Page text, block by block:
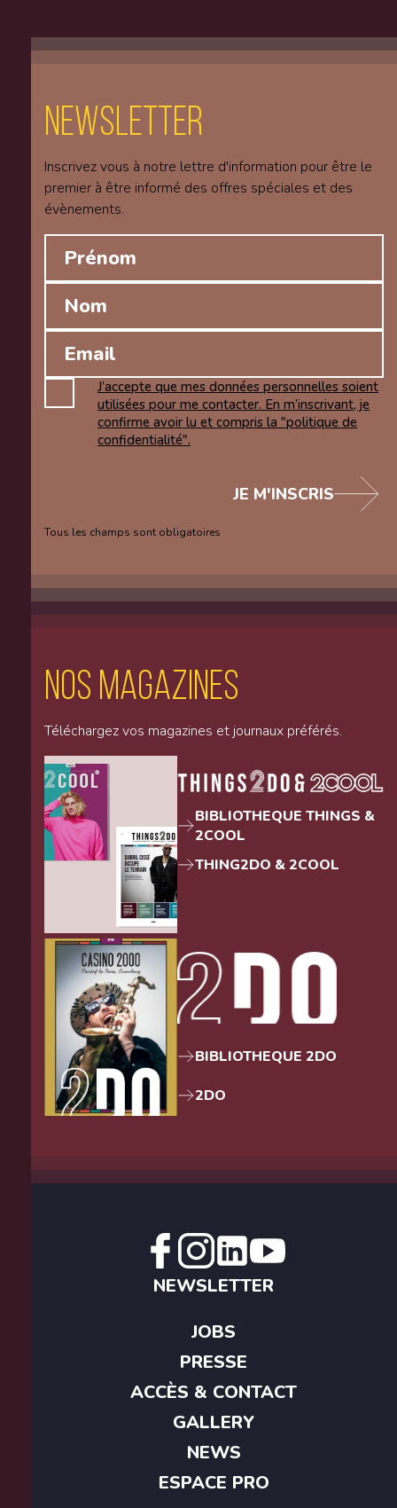
Newsletter
Inscrivez vous à notre lettre d'information pour être le
premier à être informé des offres spéciales et des
évènements.
J’accepte que mes données personnelles soient
utilisées pour me contacter. En m’inscrivant, je
confirme avoir lu et compris la "politique de
confidentialité".
Tous les champs sont obligatoires
JE M'INSCRIS
Nos magazines
Téléchargez vos magazines et journaux préférés.
BIBLIOTHEQUE THINGS &
2COOL
THING2DO & 2COOL
BIBLIOTHEQUE 2DO
2DO
NEWSLETTER
JOBS
PRESSE
ACCÈS & CONTACT
GALLERY
NEWS
ESPACE PRO